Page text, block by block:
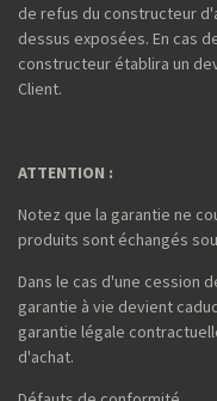
de refus du constructeur
dessus exposées. En cas
constructeur établira un
Client.
ATTENTION :
Notez que la garantie ne
produits sont échangés
Dans le cas d'une cession
garantie à vie devient
garantie légale
d'achat.